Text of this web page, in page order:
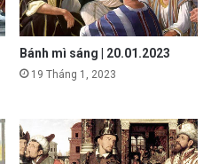
Bánh mì sáng | 20.01.2023
19 Tháng 1, 2023